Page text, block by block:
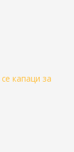
капаци за